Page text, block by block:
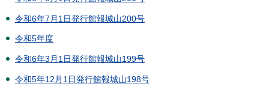
令和6年7月1日発行館報城山200号
令和5年度
令和6年3月1日発行館報城山199号
令和5年12月1日発行館報城山198号